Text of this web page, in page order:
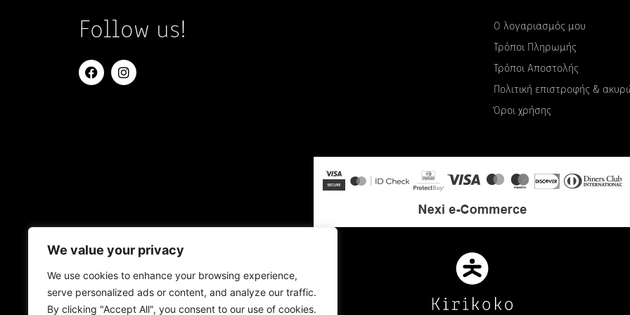
We value your privacy
We use cookies to enhance your browsing experience,
serve personalized ads or content, and analyze our traffic.
By clicking "Accept All", you consent to our use of cookies.
Follow us!
Ο λογαριασμός μου
Τρόποι Πληρωμής
Τρόποι Αποστολής
Πολιτική επιστροφής &
Όροι χρήσης